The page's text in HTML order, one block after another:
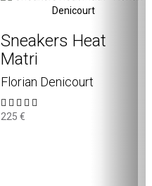
Sneakers Heat
Matri
Florian Denicourt
225 €